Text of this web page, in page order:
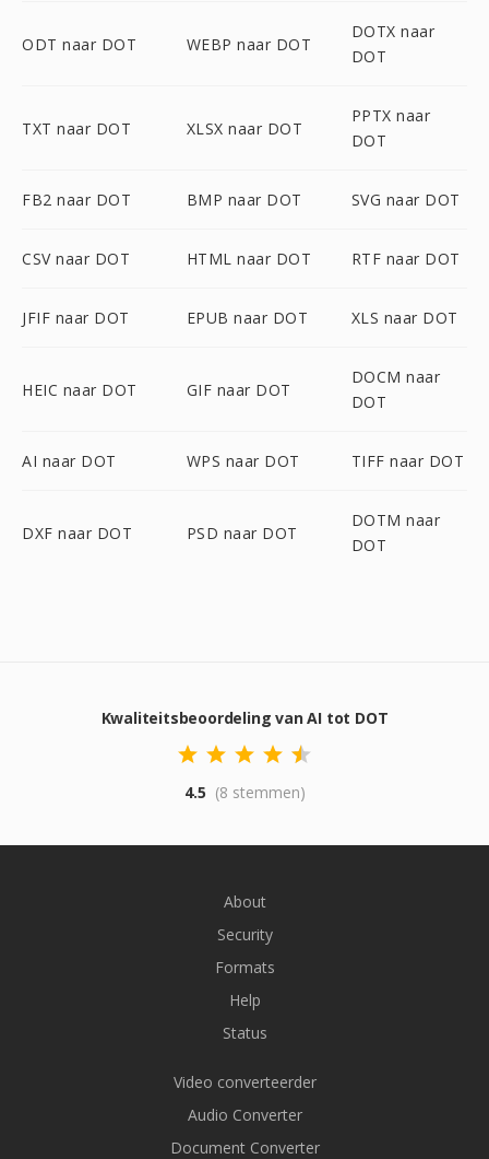
ODT naar DOT WEBP naar DOT
DOTX naar
DOT
TXT naar DOT XLSX naar DOT
PPTX naar
DOT
FB2 naar DOT BMP naar DOT SVG naar DOT
CSV naar DOT HTML naar DOT RTF naar DOT
JFIF naar DOT EPUB naar DOT XLS naar DOT
HEIC naar DOT GIF naar DOT
DOCM naar
DOT
AI naar DOT WPS naar DOT TIFF naar DOT
DXF naar DOT PSD naar DOT
DOTM naar
DOT
Kwaliteitsbeoordeling van AI tot DOT
4.5 (8 stemmen)
About
Security
Formats
Help
Status
Video converteerder
Audio Converter
Document Converter